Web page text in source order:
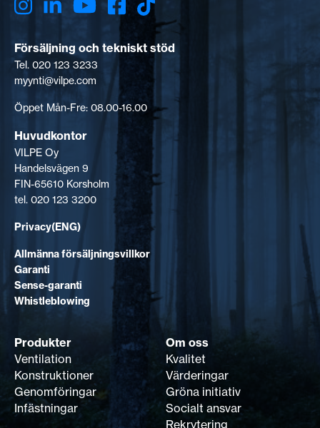
Försäljning och tekniskt stöd
Tel. 020 123 3233
myynti@vilpe.com
Öppet Mån-Fre: 08.00-16.00
Huvudkontor
VILPE Oy
Handelsvägen 9
FIN-65610 Korsholm
tel. 020 123 3200
Privacy(ENG)
Allmänna försäljningsvillkor
Garanti
Sense-garanti
Whistleblowing
Produkter
Ventilation
Konstruktioner
Genomföringar
Infästningar
Om oss
Kvalitet
Värderingar
Gröna initiativ
Socialt ansvar
Rekrytering